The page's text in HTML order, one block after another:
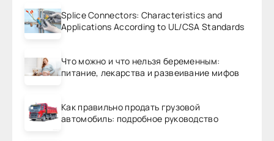
Splice Connectors: Characteristics and
Applications According to UL/CSA Standards
Что можно и что нельзя беременным:
питание, лекарства и развеивание мифов
Как правильно продать грузовой
автомобиль: подробное руководство